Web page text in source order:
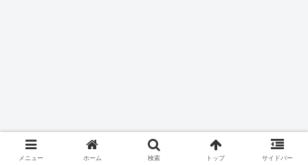
メニュー ホーム 検索 トップ サイドバー